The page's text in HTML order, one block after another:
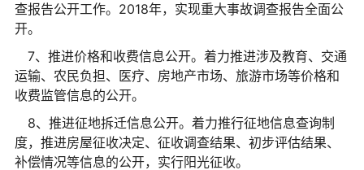
查报告公开工作。2018年，实现重大事故调查报告全面公
开。
7、推进价格和收费信息公开。着力推进涉及教育、交通
运输、农民负担、医疗、房地产市场、旅游市场等价格和
收费监管信息的公开。
8、推进征地拆迁信息公开。着力推行征地信息查询制
度，推进房屋征收决定、征收调查结果、初步评估结果、
补偿情况等信息的公开，实行阳光征收。